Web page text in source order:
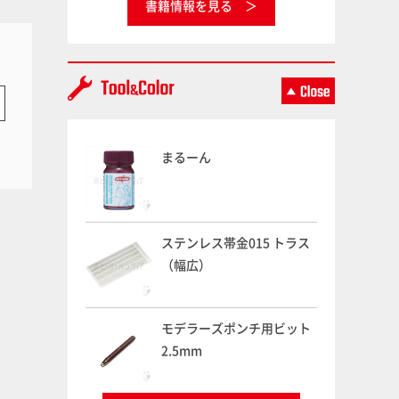
書籍情報を見る
まるーん
ステンレス帯金015 トラス
（幅広）
モデラーズポンチ用ビット
2.5mm